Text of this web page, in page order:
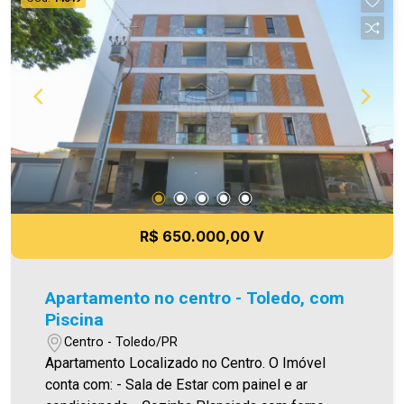
digitação e/ou ortografia, bem como alteração
dos preços e imagens. Fotos meramente
ilustrativas.
R$ 650.000,00 V
Apartamento no centro - Toledo, com
Piscina
Centro - Toledo/PR
Apartamento Localizado no Centro. O Imóvel
conta com: - Sala de Estar com painel e ar